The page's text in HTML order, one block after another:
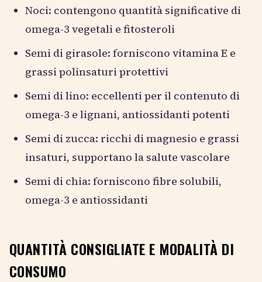
Noci: contengono quantità significative di
omega-3 vegetali e fitosteroli
Semi di girasole: forniscono vitamina E e
grassi polinsaturi protettivi
Semi di lino: eccellenti per il contenuto di
omega-3 e lignani, antiossidanti potenti
Semi di zucca: ricchi di magnesio e grassi
insaturi, supportano la salute vascolare
Semi di chia: forniscono fibre solubili,
omega-3 e antiossidanti
QUANTITÀ CONSIGLIATE E MODALITÀ DI
CONSUMO